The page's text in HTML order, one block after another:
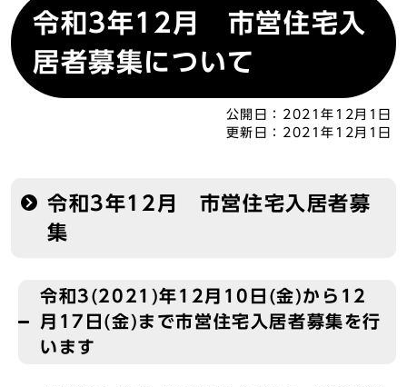
令和3年12月 市営住宅入
居者募集について
公開日： 2021年12月1日
更新日： 2021年12月1日
令和3年12月 市営住宅入居者募
集
令和3(2021)年12月10日(金)から12
月17日(金)まで市営住宅入居者募集を行
います